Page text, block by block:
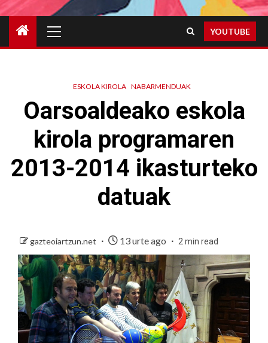
Menu
YOUTUBE
ESKOLA KIROLA NABARMENDUAK
Oarsoaldeako eskola
kirola programaren
2013-2014 ikasturteko
datuak
gazteoiartzun.net 13 urte ago 2 min read